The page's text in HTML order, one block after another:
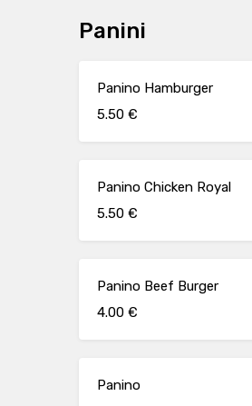
Panini
Panino Hamburger
5.50 €
Panino Chicken Royal
5.50 €
Panino Beef Burger
4.00 €
Panino